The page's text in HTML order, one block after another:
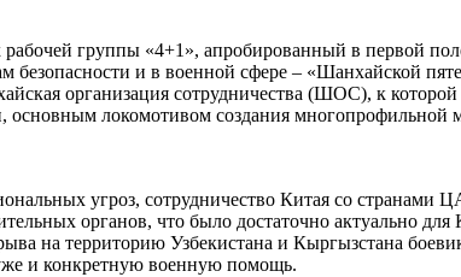
рабочей группы «4+1», апробированный в первой
безопасности и в военной сфере – «Шанхайской
организация сотрудничества (ШОС), к
основным локомотивом создания
угроз, сотрудничество Китая со
органов, что было достаточно актуально
на территорию Узбекистана и Кыргызстана
и конкретную военную помощь.